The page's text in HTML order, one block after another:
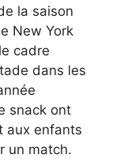
la saison
New York
cadre
dans les
snack ont
aux enfants
un match.